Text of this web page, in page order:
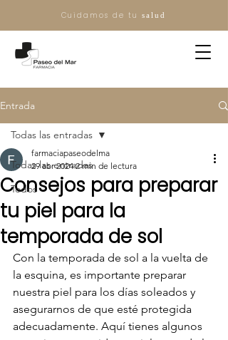
Cuidamos de tu salud
Entrada
Todas las entradas
Todos
Todas las entradas
Consejos para preparar
tu piel para la
temporada de sol
farmaciapaseodelma
29 abr 2024 2 min de lectura
Con la temporada de sol a la vuelta de
la esquina, es importante preparar
nuestra piel para los días soleados y
asegurarnos de que esté protegida
adecuadamente. Aquí tienes algunos